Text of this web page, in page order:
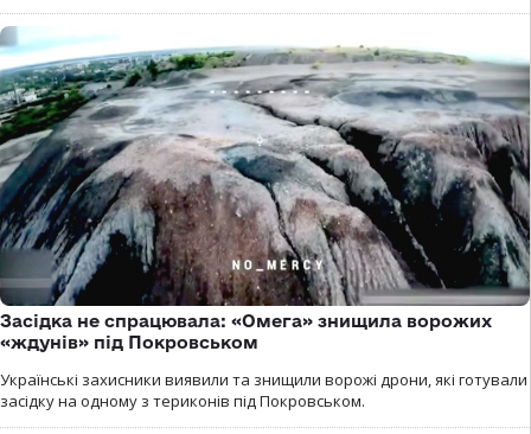
Засідка не спрацювала: «Омега» знищила ворожих
«ждунів» під Покровськом
Українські захисники виявили та знищили ворожі дрони, які готували
засідку на одному з териконів під Покровськом.